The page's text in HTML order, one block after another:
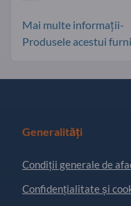
Mai multe informații-
Produsele acestui
Generalități
Condiţii generale de
Confidențialitate și